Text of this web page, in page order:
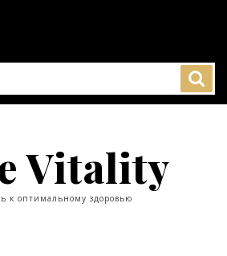
Vitality
к оптимальному здоровью